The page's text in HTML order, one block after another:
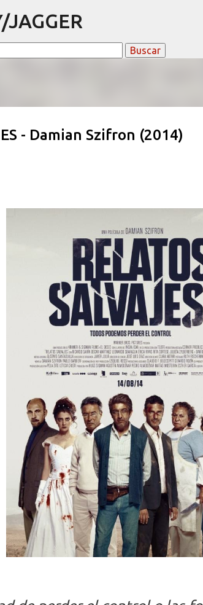
JAGGER
- Damian Szifron (2014)